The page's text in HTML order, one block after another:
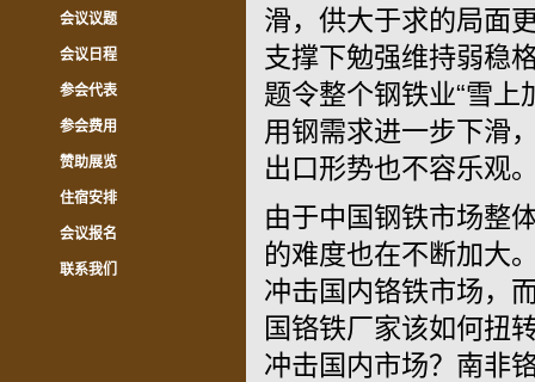
会议议题
会议日程
参会代表
参会费用
赞助展览
住宿安排
会议报名
联系我们
滑，供大于求的局面
支撑下勉强维持弱稳
题令整个钢铁业“雪上
用钢需求进一步下滑
出口形势也不容乐观
由于中国钢铁市场整
的难度也在不断加大
冲击国内铬铁市场，
国铬铁厂家该如何扭
冲击国内市场？南非